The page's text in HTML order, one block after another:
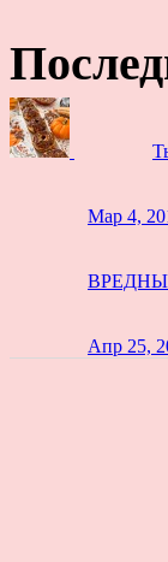
Мар 4,
Апр 25,